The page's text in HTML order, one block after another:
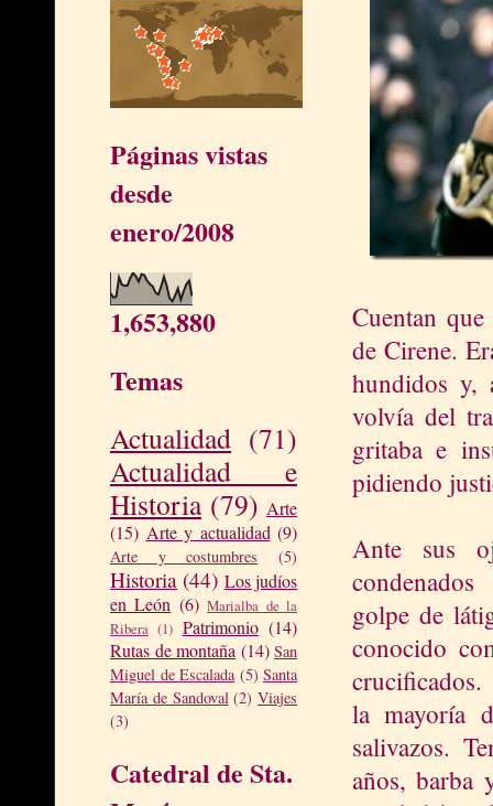
Páginas vistas
desde
enero/2008
1,653,880
Temas
Actualidad (71)
Actualidad e
Historia (79) Arte
(15) Arte y actualidad (9)
Arte y costumbres (5)
Historia (44) Los judíos
en León (6) Marialba de la
Ribera (1) Patrimonio (14)
Rutas de montaña (14) San
Miguel de Escalada (5) Santa
María de Sandoval (2) Viajes
(3)
Catedral de Sta.
Cuentan
de Cirene.
hundidos y,
volvía del
gritaba e
pidiendo
Ante sus
golpe de
conocido
la mayoría
salivazos.
años, barba